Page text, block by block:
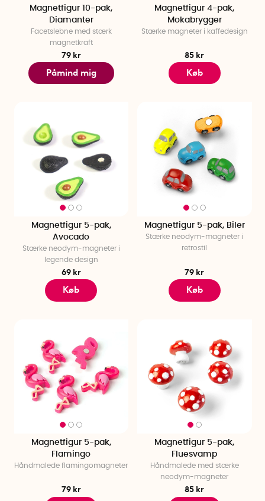
Magnetfigur 10-pak,
Diamanter
Facetslebne med stærk
magnetkraft
79 kr
Påmind mig
Magnetfigur 4-pak,
Mokabrygger
Stærke magneter i kaffedesign
85 kr
Køb
Magnetfigur 5-pak,
Avocado
Stærke neodym-magneter i
legende design
69 kr
Køb
Magnetfigur 5-pak, Biler
Stærke neodym-magneter i
retrostil
79 kr
Køb
Magnetfigur 5-pak,
Flamingo
Håndmalede flamingomagneter
79 kr
Magnetfigur 5-pak,
Fluesvamp
Håndmalede med stærke
neodym-magneter
85 kr